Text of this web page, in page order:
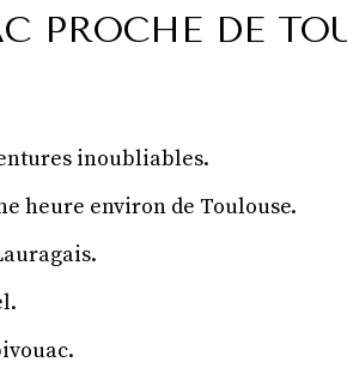
PROCHE DE
inoubliables.
heure environ de Toulouse.